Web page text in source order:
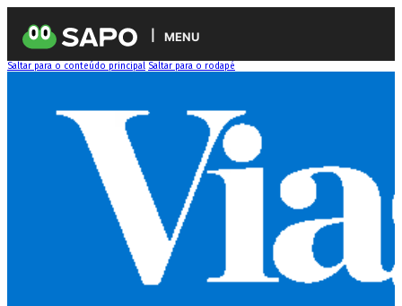
MENU
Saltar para o conteúdo principal Saltar para o rodapé